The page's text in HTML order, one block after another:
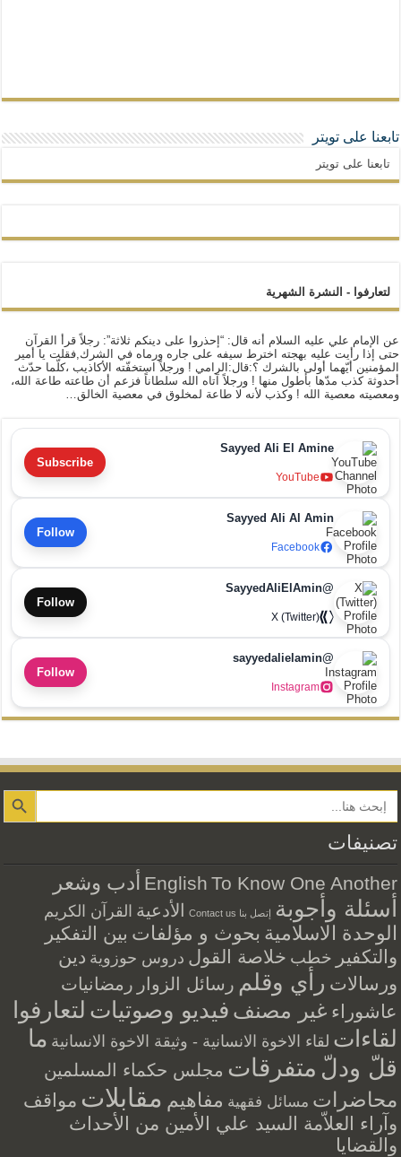
تابعنا على تويتر
تابعنا على تويتر
لتعارفوا - النشرة الشهرية
عن الإمام علي عليه السلام أنه قال: “إحذروا على دينكم ثلاثة”: رجلاً قرأ القرآن
حتى إذا رأيت عليه بهجته اخترط سيفه على جاره ورماه في الشرك,فقلت يا أمير
المؤمنين أيّهما أولى بالشرك ؟:قال:الرامي ! ورجلاً استخفّته الأكاذيب ،كلّما حدّث
أحدوثة كذب مدّها بأطول منها ! ورجلاً آتاه الله سلطاناً فزعم أن طاعته طاعة الله،
ومعصيته معصية الله ! وكذب لأنه لا طاعة لمخلوق في معصية الخالق…
Sayyed Ali El Amine
YouTube
Subscribe
Sayyed Ali Al Amin
Facebook
Follow
@SayyedAliElAmin
X (Twitter)
Follow
@sayyedalielamin
Instagram
Follow
Search Button
تصنيفات
English To Know One Another أدب وشعر
أسئلة وأجوبة إتصل بنا Contact us الأدعية القرآن الكريم
الوحدة الاسلامية بحوث و مؤلفات بين التفكير
والتكفير خطب خلاصة القول دروس حوزوية دين
ورسالات رأي وقلم رسائل الزوار رمضانيات
عاشوراء غير مصنف فيديو وصوتيات لتعارفوا
لقاءات لقاء الاخوة الانسانية - وثيقة الاخوة الانسانية ما
قلّ ودلّ متفرقات مجلس حكماء المسلمين
محاضرات مسائل فقهية مفاهيم مقابلات مواقف
وآراء العلاّمة السيد علي الأمين من الأحداث
والقضايا